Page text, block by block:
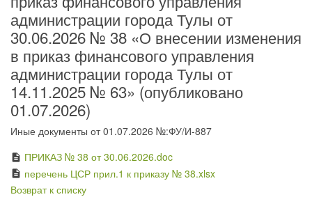
администрации города Тулы от
30.06.2026 № 38 «О внесении изменения
в приказ финансового управления
администрации города Тулы от
14.11.2025 № 63» (опубликовано
01.07.2026)
Иные документы от 01.07.2026 №:ФУ/И-887
description ПРИКАЗ № 38 от 30.06.2026.doc
description перечень ЦСР прил.1 к приказу № 38.xlsx
Возврат к списку